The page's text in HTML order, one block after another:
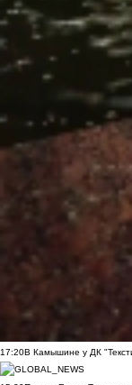
17:20В Камышине у ДК